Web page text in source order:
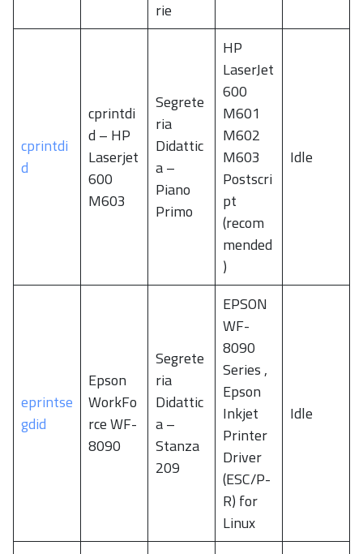
rie
cprintdi
d
cprintdi
d – HP
Laserjet
600
M603
Segrete
ria
Didattic
a –
Piano
Primo
HP
LaserJet
600
M601
M602
M603
Postscri
pt
(recom
mended
)
Idle
eprintse
gdid
Epson
WorkFo
rce WF-
8090
Segrete
ria
Didattic
a –
Stanza
209
EPSON
WF-
8090
Series ,
Epson
Inkjet
Printer
Driver
(ESC/P-
R) for
Linux
Idle